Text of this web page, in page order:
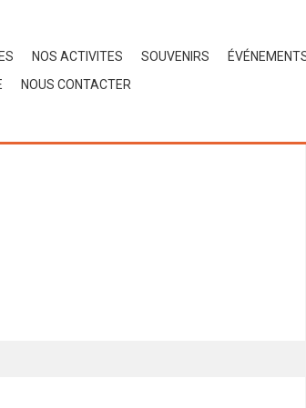
NOS ACTIVITES SOUVENIRS
NOUS CONTACTER